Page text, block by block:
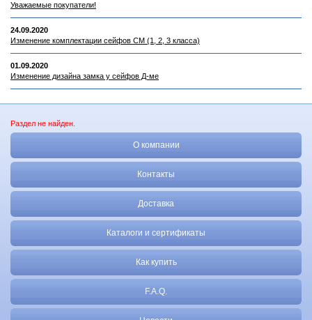
Уважаемые покупатели!
24.09.2020
Изменение комплектации сейфов СМ (1, 2, 3 класса)
01.09.2020
Изменение дизайна замка у сейфов Д-ме
Раздел не найден.
О компании
Контакты
Доставка
Каталоги и сертификаты
Как купить
F.A.Q.